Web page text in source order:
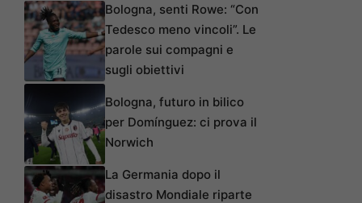
Bologna, senti Rowe: “Con
Tedesco meno vincoli”. Le
parole sui compagni e
sugli obiettivi
Bologna, futuro in bilico
per Domínguez: ci prova il
Norwich
La Germania dopo il
disastro Mondiale riparte